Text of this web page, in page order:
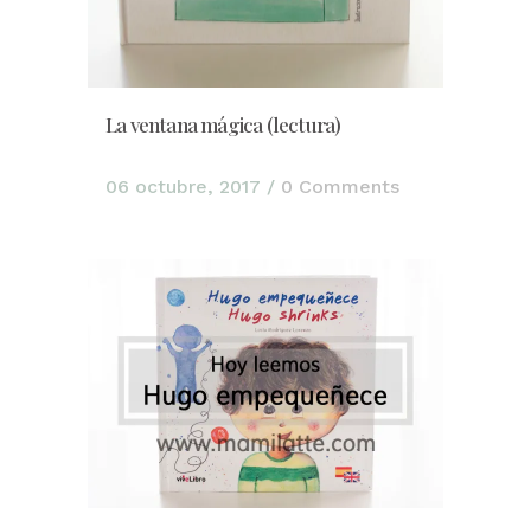
La ventana mágica (lectura)
06 octubre, 2017 / 0 Comments